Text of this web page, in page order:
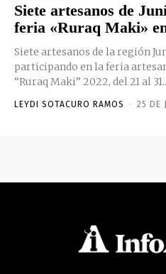
Siete artesanos de
feria «Ruraq Maki»
Siete artesanos de la región
participando en la feria
“Ruraq Maki” 2022, del 21 al
LEYDI SOTACURO RAMOS - 25 DE